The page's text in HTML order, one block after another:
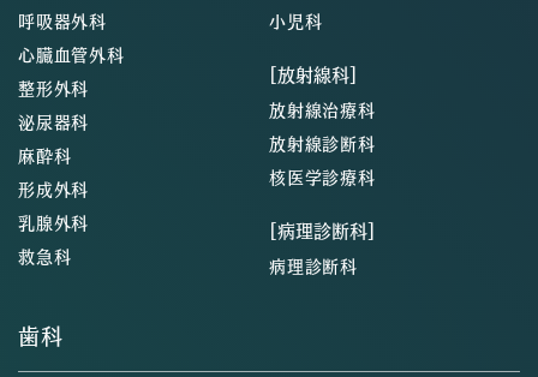
呼吸器外科
心臓血管外科
整形外科
泌尿器科
麻酔科
形成外科
乳腺外科
救急科
小児科
[放射線科]
放射線治療科
放射線診断科
核医学診療科
[病理診断科]
病理診断科
歯科